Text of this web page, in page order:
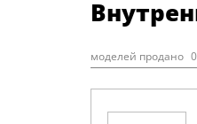
моделей продано